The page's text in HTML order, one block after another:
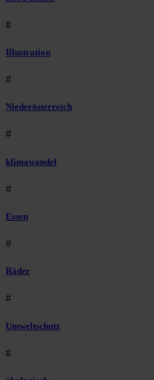
#
Illustration
#
Niederösterreich
#
klimawandel
#
Essen
#
Räder
#
Umweltschutz
#